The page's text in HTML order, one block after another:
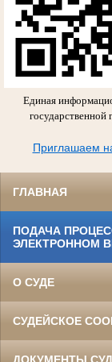
Единая
Приглашаем
ГЛАВНАЯ
ПОДАЧА
ЭЛЕКТРОННОМ
О СУДЕ
СУДЕЙСКОЕ